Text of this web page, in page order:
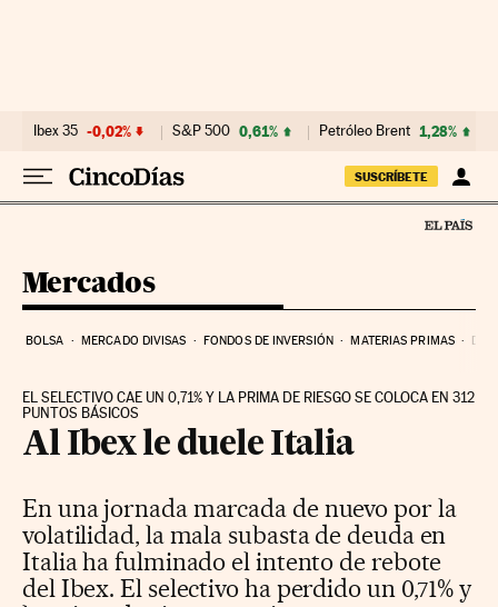
Ibex 35 -0,02% S&P 500 0,61% Petróleo Brent 1,28%
SUSCRÍBETE
Mercados
BOLSA MERCADO DIVISAS FONDOS DE INVERSIÓN MATERIAS PRIMAS
EL SELECTIVO CAE UN 0,71% Y LA PRIMA DE RIESGO SE COLOCA EN 312
PUNTOS BÁSICOS
Al Ibex le duele Italia
En una jornada marcada de nuevo por la
volatilidad, la mala subasta de deuda en
Italia ha fulminado el intento de rebote
del Ibex. El selectivo ha perdido un 0,71% y